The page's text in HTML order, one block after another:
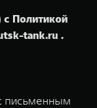
Политикой
tank.ru .
письменным